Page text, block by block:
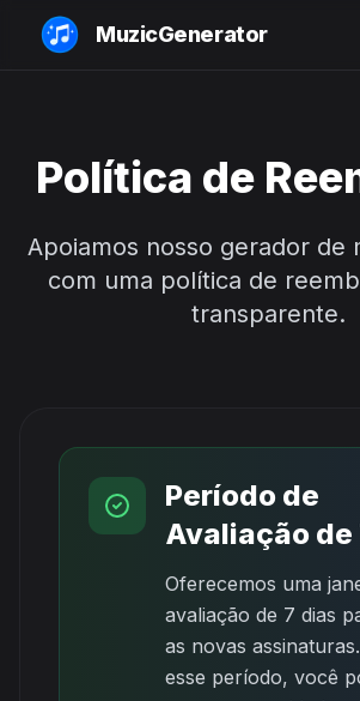
MuzicGenerator
Política de
Apoiamos nosso gerador de
com uma política de
transparente.
Período de
Avaliação de
Oferecemos uma
avaliação de 7 dias
as novas
esse período, você